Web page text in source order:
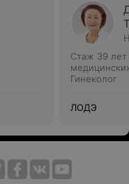
Стаж 39 лет
Гинеколог
ЛОДЭ